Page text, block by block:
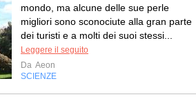
mondo, ma alcune delle sue perle
migliori sono sconociute alla gran parte
dei turisti e a molti dei suoi stessi...
Leggere il seguito
Da Aeon
SCIENZE